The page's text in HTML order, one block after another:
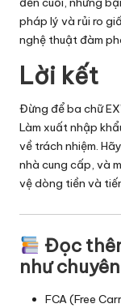
pháp lý và rủi ro
nghệ thuật đàm
Lời kết
Đừng để ba chữ
Làm xuất nhập
về trách nhiệm.
nhà cung cấp, và
vệ dòng tiền và
Đọc
như
FCA (Free